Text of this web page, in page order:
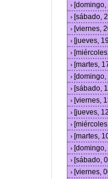
›
› [sábado,
› [viernes,
› [jueves,
›
› [martes,
›
› [sábado,
› [viernes,
› [jueves,
›
› [martes,
›
› [sábado,
› [viernes,